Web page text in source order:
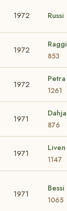
1972 Russi
1972
853
1972
Petra
1261
1971
Dahja
876
1971
Liven
1147
1971
Bessi
1065